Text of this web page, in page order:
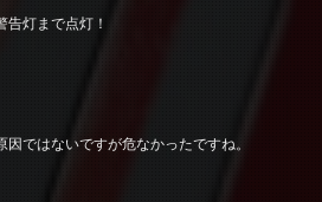
告灯まで点灯！
因ではないですが危なかったですね。